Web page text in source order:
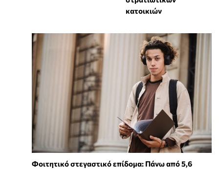
κατοικιών
Φοιτητικό στεγαστικό επίδομα: Πάνω από 5,6